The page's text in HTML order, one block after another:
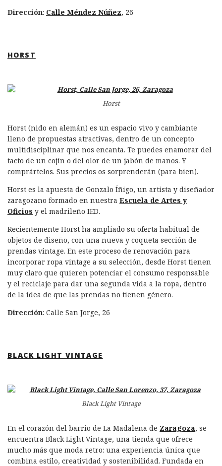
Dirección: Calle Méndez Núñez, 26
HORST
Horst
Horst (nido en alemán) es un espacio vivo y cambiante
lleno de propuestas atractivas, dentro de un concepto
multidisciplinar que nos encanta. Te puedes enamorar del
tacto de un cojín o del olor de un jabón de manos. Y
comprártelos. Sus precios os sorprenderán (para bien).
Horst es la apuesta de Gonzalo Íñigo, un artista y diseñador
zaragozano formado en nuestra Escuela de Artes y
Oficios y el madrileño IED.
Recientemente Horst ha ampliado su oferta habitual de
objetos de diseño, con una nueva y coqueta sección de
prendas vintage. En este proceso de renovación para
incorporar ropa vintage a su selección, desde Horst tienen
muy claro que quieren potenciar el consumo responsable
y el reciclaje para dar una segunda vida a la ropa, dentro
de la idea de que las prendas no tienen género.
Dirección: Calle San Jorge, 26
BLACK LIGHT VINTAGE
Black Light Vintage
En el corazón del barrio de La Madalena de Zaragoza, se
encuentra Black Light Vintage, una tienda que ofrece
mucho más que moda retro: una experiencia única que
combina estilo, creatividad y sostenibilidad. Fundada en